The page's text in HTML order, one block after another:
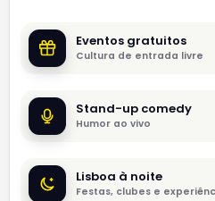
Eventos gratuitos
Cultura de entrada livre
Stand-up comedy
Humor ao vivo
Lisboa à noite
Festas, clubes e